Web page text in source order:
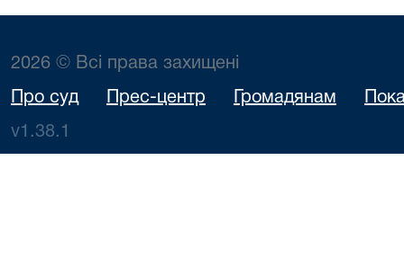
2026 © Всі права захищені
Про суд Прес-центр Громадянам
v1.38.1